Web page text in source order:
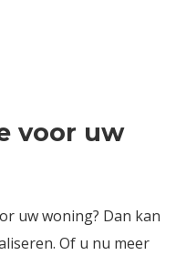
voor uw
uw woning? Dan kan
Of u nu meer